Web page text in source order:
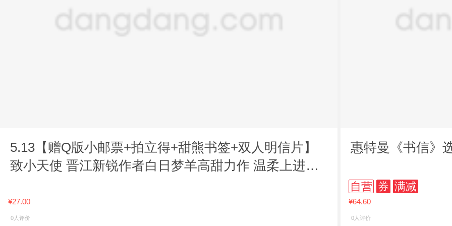
5.13【赠Q版小邮票+拍立得+甜熊书签+双人明信片】
致小天使 晋江新锐作者白日梦羊高甜力作 温柔上进小
¥27.00
0人评价
惠特曼《书信》
自营 券 满减
¥64.60
0人评价